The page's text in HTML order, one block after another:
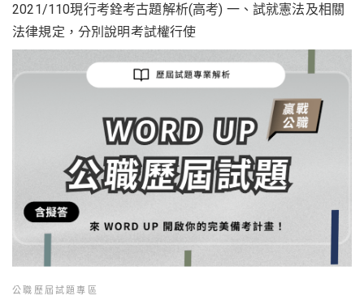
2021/110現行考銓考古題解析(高考) 一、試就憲法及相關
法律規定，分別說明考試權行使
公職歷屆試題專區